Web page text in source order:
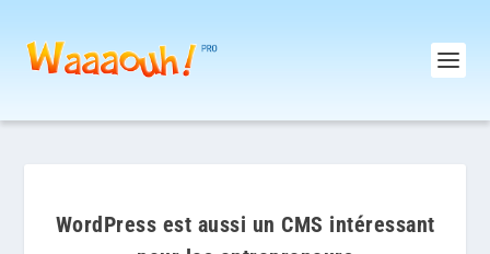
WordPress est aussi un CMS intéressant